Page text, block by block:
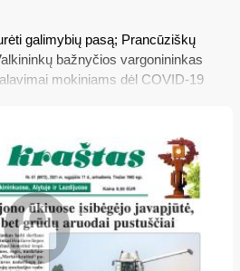
galimybių pasą; Prancūziškų
bažnyčios vargonininkas
mokiniams dėl COVID-19